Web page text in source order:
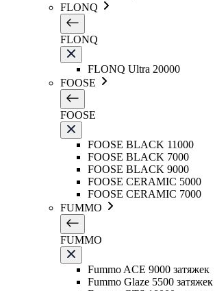
FLONQ
FLONQ
FLONQ Ultra 20000
FOOSE
FOOSE
FOOSE BLACK 11000
FOOSE BLACK 7000
FOOSE BLACK 9000
FOOSE CERAMIC 5000
FOOSE CERAMIC 7000
FUMMO
FUMMO
Fummo ACE 9000 затяжек
Fummo Glaze 5500 затяжек